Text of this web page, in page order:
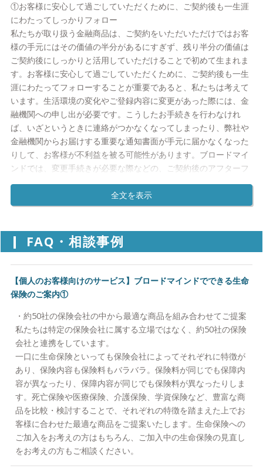
のではないでしょうか？その場所を選ぶ理由としては、次のよう
な例があると思います。
・自宅や勤務地に近くて便利だったから
・たまたま店舗に行ったときに、すすめられたから
・どこで相談しても一緒だと思ったから
このような理由で金融機関を選択されていらっしゃるお客様がほ
とんどですが、資産運用には特定の金融機関ではなくお客様の側
に立ち、中立的な立場でサポートを行うアドバイザーが必要では
ないかと、私たちは考えます。ブロードマインドには「IFA」と
呼ばれる資産運用のパートナーが在籍しています。
※「IFA」とは「Independent Financial Advisor」の略称であ
り、証券取引など資産形成に精通し、特定の金融機関に属さない
独立・中立的な立場からお客様に資産管理のアドバイスを行う資
産運用アドバイザーです。
【ポートフォリオの作成から実行後のサポートまで、お客様の資
産運用をトータルでサポート】
資産運用に精通した「IFA」がお客様の現状の分析、ご意向の確
認、資産運用の目的・目標の管理、資産運用プランの作成・実行
支援から実行後のサポートまで、お客様の資産運用をトータルに
サポートいたします。
Step1:ヒアリング
既に保有されている資産の現状把握、分析他の金融機関からおす
すめされている金融商品のセカンドオピニオンお客様のご意向、
資産運用の目的・目標の確認
Step2:資産運用プランの作成
目的、目標の設定・確認のためのライフプランや資産運用プラン
の作成きめ細やかな分散投資、長期保有をベースとした資産運用
プランの作成お客様の価値観や性格まで考慮した資産運用プラン
Step3:実行支援
それぞれに特色を持つ複数の証券会社と提携し、豊富なラインア
ップからの最適な商品をセレクト遠方のお客様に対しても電話・
インターネットを使用してお手続きをサポート
Step4:実行後のサポート
プラン実行後の価格変動で生じる、心理的なストレスを軽減商品
の売買を無駄に行わず、資産を長期保有するためのアドバイス
①お客様に安心して過ごしていただくために、ご契約後も一生涯
にわたってしっかりフォロー
私たちが取り扱う金融商品は、ご契約をいただいただけではお客
様の手元にはその価値の半分があるにすぎず、残り半分の価値は
ご契約後にしっかりと活用していただけることで初めて生まれま
す。お客様に安心して過ごしていただくために、ご契約後も一生
涯にわたってフォローすることが重要であると、私たちは考えて
います。生活環境の変化やご登録内容に変更があった際には、金
融機関への申し出が必要です。こうしたお手続きを行わなけれ
ば、いざというときに連絡がつかなくなってしまったり、弊社や
金融機関からお届けする重要な通知書面が手元に届かなくなった
りして、お客様が不利益を被る可能性があります。ブロードマイ
ンドでは、変更手続きが必要な際などの、ご契約後のアフターフ
ォローについても一貫してサポートをさせていただいておりま
さまざまな金融商品をお客様に合わせてご提案させていただいて
おりますが、ご契約後にお手続きが発生した際の窓口が増えて手
続きが煩雑になることは避けなければなりません。例えばお引越
しをされた場合、ご加入中の全ての金融機関の連絡先を調べ、一
社一社電話をかけて新しい住所を伝えるのは大変な手間がかかり
ブロードマインドではこのようなことがないよう、ご契約をいた
だいた後についても複数の金融機関の窓口を一つにしてお手続き
を行わせていただきます。お手続きが必要となった際には、まず
はブロードマインドへご連絡をください。
③アフターサービス専任のカスタマーセンターを設置し、複雑な
お手続きもしっかりとサポート
給付金請求など複雑な手続きが必要となる生命保険については、
専任のカスタマーセンターを設置させていただいております。
住所変更や改姓といった基本的なお手続きはもちろん、入院や通
院をされた際の診断書の手配のしかたやご契約内容の変更、契約
者貸付制度の利用といった専門性が求められる内容についても、
FAQ・相談事例
【個人のお客様向けのサービス】ブロードマインドでできる生命
保険のご案内①
・約50社の保険会社の中から最適な商品を組み合わせてご提案
私たちは特定の保険会社に属する立場ではなく、約50社の保険
会社と連携をしています。
一口に生命保険といっても保険会社によってそれぞれに特徴が
あり、保険内容も保険料もバラバラ。保険料が同じでも保障内
容が異なったり、保障内容が同じでも保険料が異なったりしま
す。死亡保険や医療保険、介護保険、学資保険など、豊富な商
品を比較・検討することで、それぞれの特徴を踏まえた上でお
客様に合わせた最適な商品をご提案いたします。生命保険への
ご加入をお考えの方はもちろん、ご加入中の生命保険の見直し
をお考えの方もご相談ください。